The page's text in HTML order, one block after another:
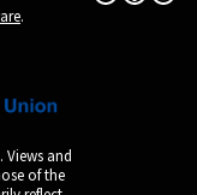
.
and
of the